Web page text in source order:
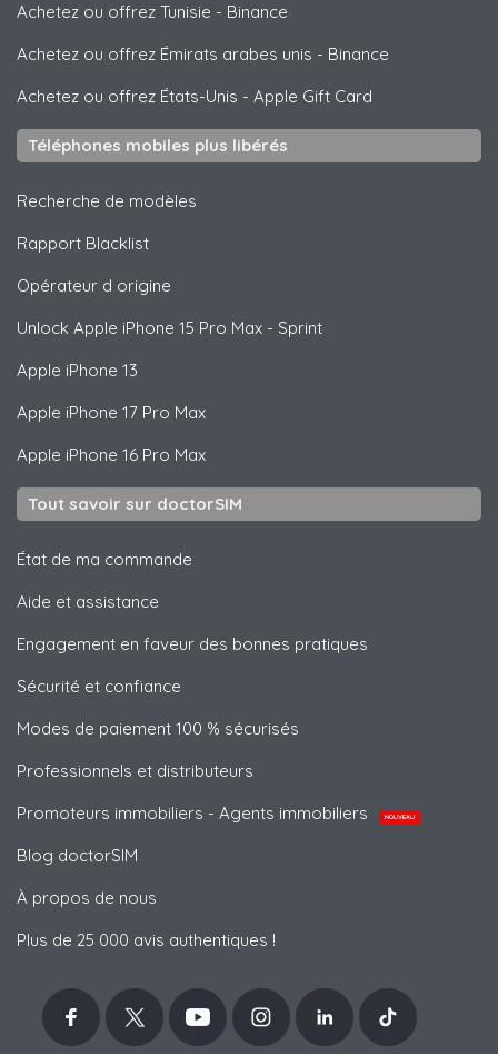
Achetez ou offrez Tunisie - Binance
Achetez ou offrez Émirats arabes unis - Binance
Achetez ou offrez États-Unis - Apple Gift Card
Téléphones mobiles plus libérés
Recherche de modèles
Rapport Blacklist
Opérateur d origine
Unlock Apple iPhone 15 Pro Max - Sprint
Apple iPhone 13
Apple iPhone 17 Pro Max
Apple iPhone 16 Pro Max
Tout savoir sur doctorSIM
État de ma commande
Aide et assistance
Engagement en faveur des bonnes pratiques
Sécurité et confiance
Modes de paiement 100 % sécurisés
Professionnels et distributeurs
Promoteurs immobiliers - Agents immobiliers
NOUVEAU
Blog doctorSIM
À propos de nous
Plus de 25 000 avis authentiques !